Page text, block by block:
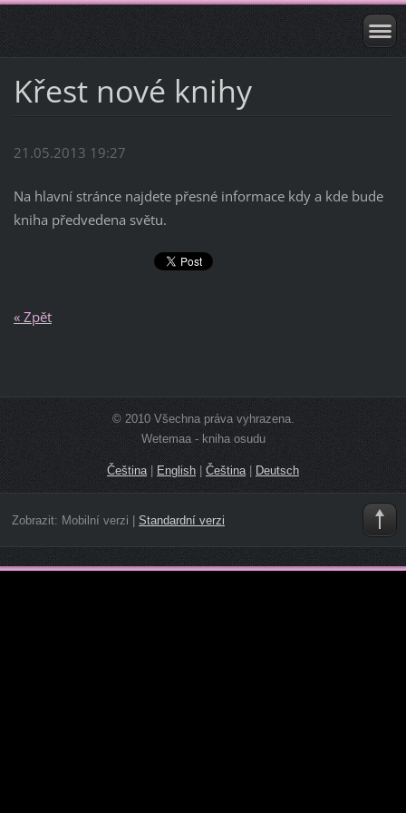
Křest nové knihy
21.05.2013 19:27
Na hlavní stránce najdete přesné informace kdy a kde bude
kniha předvedena světu.
« Zpět
© 2010 Všechna práva vyhrazena.
Wetemaa - kniha osudu
Čeština| English | Čeština | Deutsch
Zobrazit: Mobilní verzi Standardní verzi